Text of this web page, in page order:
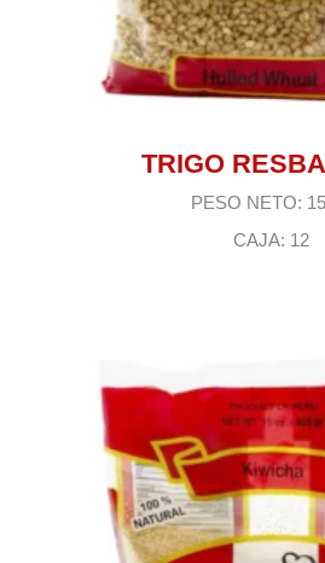
TRIGO
PESO NETO:
CAJA: 12